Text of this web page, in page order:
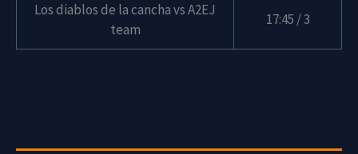
Los diablos de la cancha vs A2EJ
team
17:45 / 3